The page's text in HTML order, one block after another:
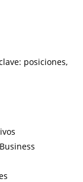
posiciones,